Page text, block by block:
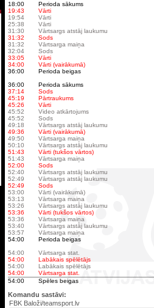
18:00
Perioda sākums
19:43
Vārti
19:54
Vārti
25:38
Vārti
31:30
Vārtsargs atstāj laukumu
31:32
Sods
31:32
Vārtsarga maiņa
32:04
Sods
33:05
Vārti
34:00
Vārti (vairākumā)
36:00
Perioda beigas
36:00
Perioda sākums
37:14
Sods
45:19
Pārtraukums
45:26
Vārti
45:52
Video atkārtojums
45:52
Sods
49:18
Vārtsargs atstāj laukumu
49:36
Vārti (vairākumā)
49:50
Vārtsarga maiņa
50:10
Vārtsargs atstāj laukumu
51:43
Vārti (tukšos vārtos)
51:43
Vārtsarga maiņa
52:00
Sods
52:40
Vārtsargs atstāj laukumu
52:49
Vārtsargs atstāj laukumu
52:49
Sods
53:00
Vārti (vairākumā)
53:13
Vārtsarga maiņa
53:26
Vārtsargs atstāj laukumu
53:36
Vārti (tukšos vārtos)
53:36
Vārtsarga maiņa
53:40
Vārtsargs atstāj laukumu
53:57
Vārtsarga maiņa
54:00
Perioda beigas
54:00
Vārtsarga stat.
54:00
Labākais spēlētājs
54:00
Labākais spēlētājs
54:00
Vārtsarga stat.
54:00
Spēles beigas
Komandu sastāvi:
FBK Baloži/teamsport.lv